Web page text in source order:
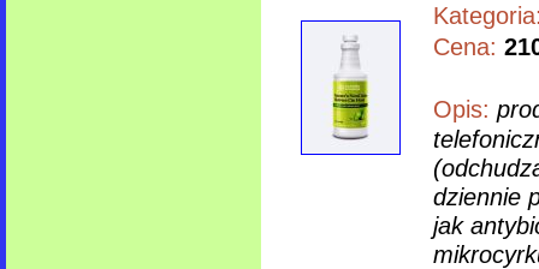
Cena:
Opis:
dziennie
jak